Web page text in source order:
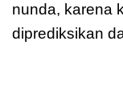
nunda, karena
diprediksikan